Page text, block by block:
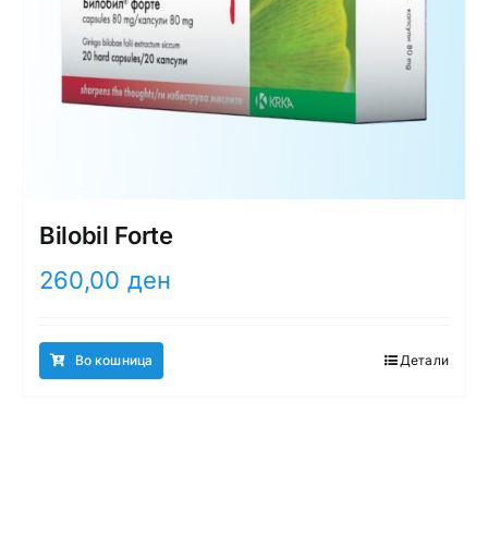
Bilobil Forte
260,00 ден
Во кошница Детали